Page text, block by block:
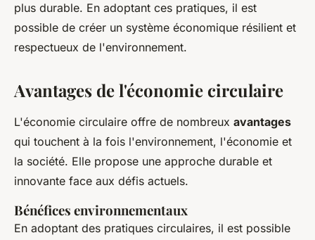
plus durable. En adoptant ces pratiques, il est
possible de créer un système économique résilient et
respectueux de l'environnement.
Avantages de l'économie circulaire
L'économie circulaire offre de nombreux avantages
qui touchent à la fois l'environnement, l'économie et
la société. Elle propose une approche durable et
innovante face aux défis actuels.
Bénéfices environnementaux
En adoptant des pratiques circulaires, il est possible